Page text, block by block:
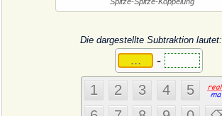
Die dargestellte Subtraktion lautet:
-